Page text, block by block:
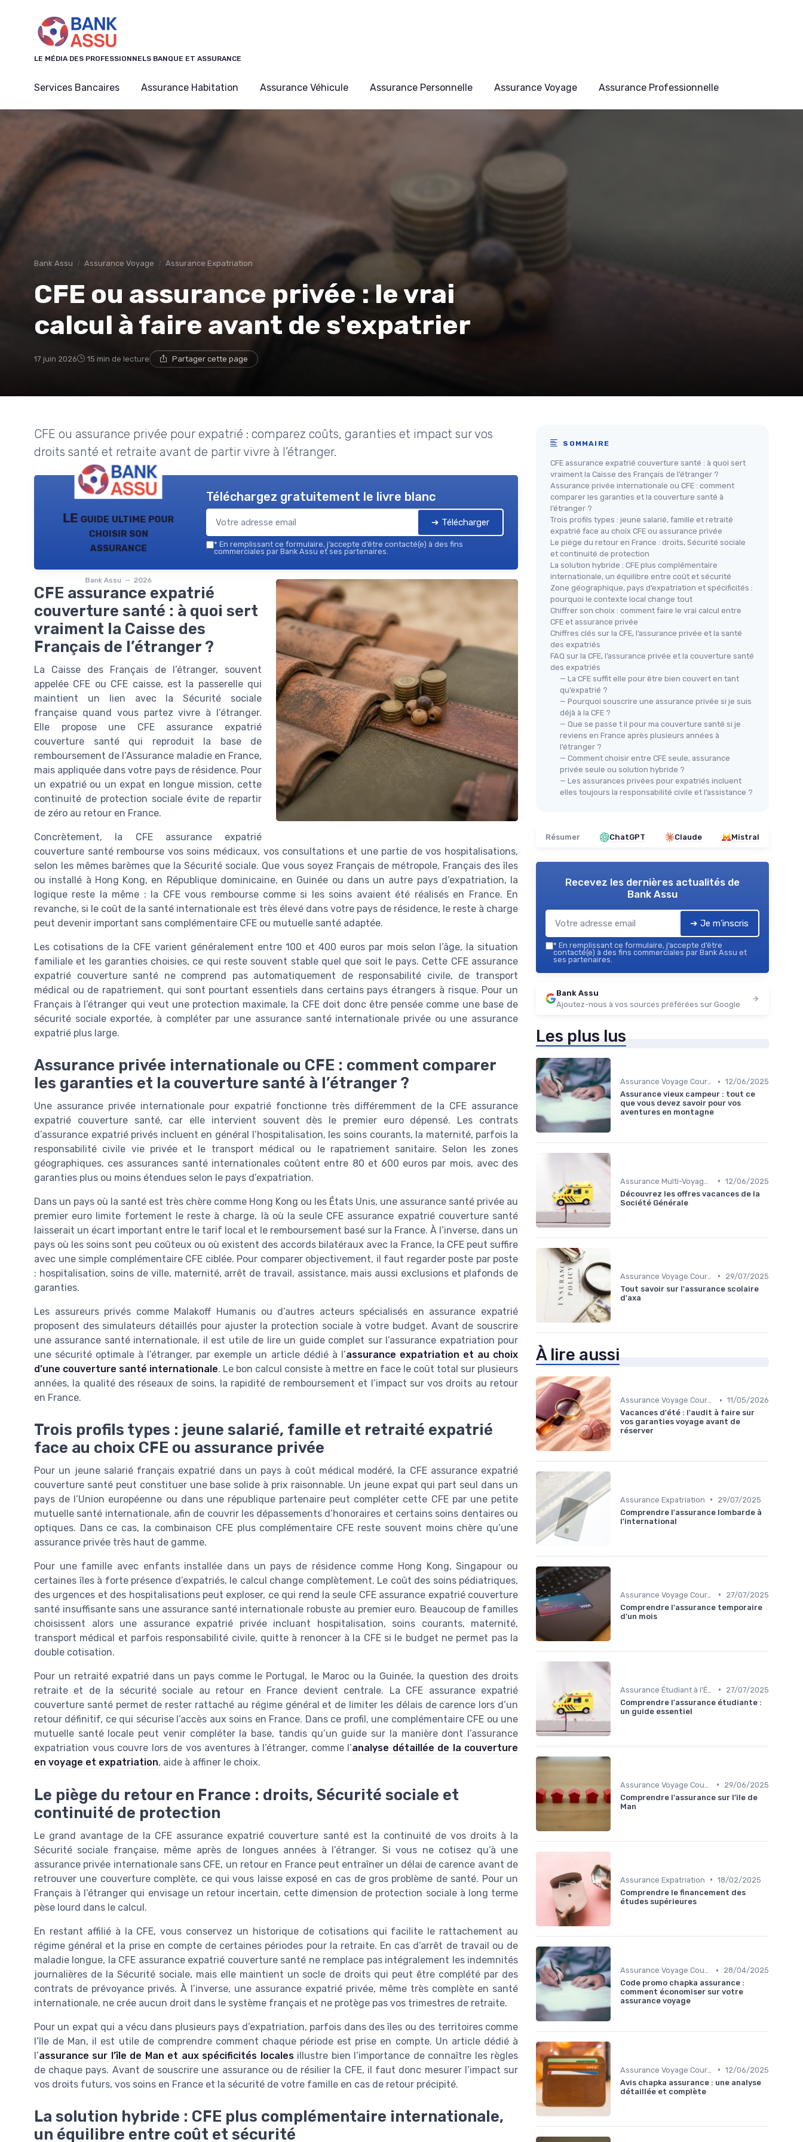
LE MÉDIA DES PROFESSIONNELS BANQUE ET ASSURANCE
Services Bancaires Assurance Habitation Assurance Véhicule Assurance Personnelle Assurance Voyage Assurance Professionnelle
Bank Assu Assurance Voyage Assurance Expatriation
CFE ou assurance privée : le vrai
calcul à faire avant de s'expatrier
17 juin 2026 15 min de lecture Partager cette page
CFE ou assurance privée pour expatrié : comparez coûts, garanties et impact sur vos
droits santé et retraite avant de partir vivre à l’étranger.
LE guide ultime pour
choisir son
assurance
Bank Assu — 2026
Téléchargez gratuitement le livre blanc
➔ Télécharger
* En remplissant ce formulaire, j’accepte d’être contacté(e) à des fins
commerciales par Bank Assu et ses partenaires.
CFE assurance expatrié
couverture santé : à quoi sert
vraiment la Caisse des
Français de l’étranger ?
La Caisse des Français de l’étranger, souvent
appelée CFE ou CFE caisse, est la passerelle qui
maintient un lien avec la Sécurité sociale
française quand vous partez vivre à l’étranger.
Elle propose une CFE assurance expatrié
couverture santé qui reproduit la base de
remboursement de l’Assurance maladie en France,
mais appliquée dans votre pays de résidence. Pour
un expatrié ou un expat en longue mission, cette
continuité de protection sociale évite de repartir
de zéro au retour en France.
Concrètement, la CFE assurance expatrié
couverture santé rembourse vos soins médicaux, vos consultations et une partie de vos hospitalisations,
selon les mêmes barèmes que la Sécurité sociale. Que vous soyez Français de métropole, Français des îles
ou installé à Hong Kong, en République dominicaine, en Guinée ou dans un autre pays d’expatriation, la
logique reste la même : la CFE vous rembourse comme si les soins avaient été réalisés en France. En
revanche, si le coût de la santé internationale est très élevé dans votre pays de résidence, le reste à charge
peut devenir important sans complémentaire CFE ou mutuelle santé adaptée.
Les cotisations de la CFE varient généralement entre 100 et 400 euros par mois selon l’âge, la situation
familiale et les garanties choisies, ce qui reste souvent stable quel que soit le pays. Cette CFE assurance
expatrié couverture santé ne comprend pas automatiquement de responsabilité civile, de transport
médical ou de rapatriement, qui sont pourtant essentiels dans certains pays étrangers à risque. Pour un
Français à l’étranger qui veut une protection maximale, la CFE doit donc être pensée comme une base de
sécurité sociale exportée, à compléter par une assurance santé internationale privée ou une assurance
expatrié plus large.
Assurance privée internationale ou CFE : comment comparer
les garanties et la couverture santé à l’étranger ?
Une assurance privée internationale pour expatrié fonctionne très différemment de la CFE assurance
expatrié couverture santé, car elle intervient souvent dès le premier euro dépensé. Les contrats
d’assurance expatrié privés incluent en général l’hospitalisation, les soins courants, la maternité, parfois la
responsabilité civile vie privée et le transport médical ou le rapatriement sanitaire. Selon les zones
géographiques, ces assurances santé internationales coûtent entre 80 et 600 euros par mois, avec des
garanties plus ou moins étendues selon le pays d’expatriation.
Dans un pays où la santé est très chère comme Hong Kong ou les États Unis, une assurance santé privée au
premier euro limite fortement le reste à charge, là où la seule CFE assurance expatrié couverture santé
laisserait un écart important entre le tarif local et le remboursement basé sur la France. À l’inverse, dans un
pays où les soins sont peu coûteux ou où existent des accords bilatéraux avec la France, la CFE peut suffire
avec une simple complémentaire CFE ciblée. Pour comparer objectivement, il faut regarder poste par poste
: hospitalisation, soins de ville, maternité, arrêt de travail, assistance, mais aussi exclusions et plafonds de
garanties.
Les assureurs privés comme Malakoff Humanis ou d’autres acteurs spécialisés en assurance expatrié
proposent des simulateurs détaillés pour ajuster la protection sociale à votre budget. Avant de souscrire
une assurance santé internationale, il est utile de lire un guide complet sur l’assurance expatriation pour
une sécurité optimale à l’étranger, par exemple un article dédié à l’assurance expatriation et au choix
d’une couverture santé internationale. Le bon calcul consiste à mettre en face le coût total sur plusieurs
années, la qualité des réseaux de soins, la rapidité de remboursement et l’impact sur vos droits au retour
en France.
Trois profils types : jeune salarié, famille et retraité expatrié
face au choix CFE ou assurance privée
Pour un jeune salarié français expatrié dans un pays à coût médical modéré, la CFE assurance expatrié
couverture santé peut constituer une base solide à prix raisonnable. Un jeune expat qui part seul dans un
pays de l’Union européenne ou dans une république partenaire peut compléter cette CFE par une petite
mutuelle santé internationale, afin de couvrir les dépassements d’honoraires et certains soins dentaires ou
optiques. Dans ce cas, la combinaison CFE plus complémentaire CFE reste souvent moins chère qu’une
assurance privée très haut de gamme.
Pour une famille avec enfants installée dans un pays de résidence comme Hong Kong, Singapour ou
certaines îles à forte présence d’expatriés, le calcul change complètement. Le coût des soins pédiatriques,
des urgences et des hospitalisations peut exploser, ce qui rend la seule CFE assurance expatrié couverture
santé insuffisante sans une assurance santé internationale robuste au premier euro. Beaucoup de familles
choisissent alors une assurance expatrié privée incluant hospitalisation, soins courants, maternité,
transport médical et parfois responsabilité civile, quitte à renoncer à la CFE si le budget ne permet pas la
double cotisation.
Pour un retraité expatrié dans un pays comme le Portugal, le Maroc ou la Guinée, la question des droits
retraite et de la sécurité sociale au retour en France devient centrale. La CFE assurance expatrié
couverture santé permet de rester rattaché au régime général et de limiter les délais de carence lors d’un
retour définitif, ce qui sécurise l’accès aux soins en France. Dans ce profil, une complémentaire CFE ou une
mutuelle santé locale peut venir compléter la base, tandis qu’un guide sur la manière dont l’assurance
expatriation vous couvre lors de vos aventures à l’étranger, comme l’analyse détaillée de la couverture
en voyage et expatriation, aide à affiner le choix.
Le piège du retour en France : droits, Sécurité sociale et
continuité de protection
Le grand avantage de la CFE assurance expatrié couverture santé est la continuité de vos droits à la
Sécurité sociale française, même après de longues années à l’étranger. Si vous ne cotisez qu’à une
assurance privée internationale sans CFE, un retour en France peut entraîner un délai de carence avant de
retrouver une couverture complète, ce qui vous laisse exposé en cas de gros problème de santé. Pour un
Français à l’étranger qui envisage un retour incertain, cette dimension de protection sociale à long terme
pèse lourd dans le calcul.
En restant affilié à la CFE, vous conservez un historique de cotisations qui facilite le rattachement au
régime général et la prise en compte de certaines périodes pour la retraite. En cas d’arrêt de travail ou de
maladie longue, la CFE assurance expatrié couverture santé ne remplace pas intégralement les indemnités
journalières de la Sécurité sociale, mais elle maintient un socle de droits qui peut être complété par des
contrats de prévoyance privés. À l’inverse, une assurance expatrié privée, même très complète en santé
internationale, ne crée aucun droit dans le système français et ne protège pas vos trimestres de retraite.
Pour un expat qui a vécu dans plusieurs pays d’expatriation, parfois dans des îles ou des territoires comme
l’île de Man, il est utile de comprendre comment chaque période est prise en compte. Un article dédié à
l’assurance sur l’île de Man et aux spécificités localesillustre bien l’importance de connaître les règles
de chaque pays. Avant de souscrire une assurance ou de résilier la CFE, il faut donc mesurer l’impact sur
vos droits futurs, vos soins en France et la sécurité de votre famille en cas de retour précipité.
La solution hybride : CFE plus complémentaire internationale,
un équilibre entre coût et sécurité
SOMMAIRE
CFE assurance expatrié couverture santé : à quoi sert
vraiment la Caisse des Français de l’étranger ?
Assurance privée internationale ou CFE : comment
comparer les garanties et la couverture santé à
l’étranger ?
Trois profils types : jeune salarié, famille et retraité
expatrié face au choix CFE ou assurance privée
Le piège du retour en France : droits, Sécurité sociale
et continuité de protection
La solution hybride : CFE plus complémentaire
internationale, un équilibre entre coût et sécurité
Zone géographique, pays d’expatriation et spécificités :
pourquoi le contexte local change tout
Chiffrer son choix : comment faire le vrai calcul entre
CFE et assurance privée
Chiffres clés sur la CFE, l’assurance privée et la santé
des expatriés
FAQ sur la CFE, l’assurance privée et la couverture santé
des expatriés
— La CFE suffit elle pour être bien couvert en tant
qu’expatrié ?
— Pourquoi souscrire une assurance privée si je suis
déjà à la CFE ?
— Que se passe t il pour ma couverture santé si je
reviens en France après plusieurs années à
l’étranger ?
— Comment choisir entre CFE seule, assurance
privée seule ou solution hybride ?
— Les assurances privées pour expatriés incluent
elles toujours la responsabilité civile et l’assistance ?
Résumer ChatGPT Claude Mistral
Recevez les dernières actualités de
Bank Assu
➔ Je m'inscris
* En remplissant ce formulaire, j’accepte d’être
contacté(e) à des fins commerciales par Bank Assu et
ses partenaires.
Bank Assu
Ajoutez-nous à vos sources préférées sur Google
Les plus lus
Assurance Voyage Courte Durée • 12/06/2025
Assurance vieux campeur : tout ce
que vous devez savoir pour vos
aventures en montagne
• 12/06/2025
Découvrez les offres vacances de la
Société Générale
•
29/07/2025
Tout savoir sur l'assurance scolaire
d'axa
À lire aussi
Assurance Voyage Courte Durée • 11/05/2026
Vacances d'été : l'audit à faire sur
vos garanties voyage avant de
réserver
Assurance Expatriation •
29/07/2025
Comprendre l'assurance lombarde à
l'international
•
27/07/2025
Comprendre l'assurance temporaire
d'un mois
•
27/07/2025
Comprendre l'assurance étudiante :
un guide essentiel
•
29/06/2025
Comprendre l'assurance sur l'île de
Man
Assurance Expatriation • 18/02/2025
Comprendre le financement des
études supérieures
Assurance Voyage Courte Durée •
28/04/2025
Code promo chapka assurance :
comment économiser sur votre
assurance voyage
• 12/06/2025
Avis chapka assurance : une analyse
détaillée et complète